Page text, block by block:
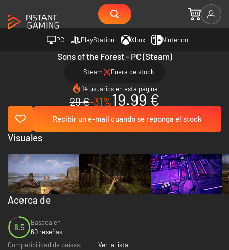
PC PlayStation Xbox Nintendo
Sons of the Forest - PC (Steam)
Steam Fuera de stock
14 usuarios en esta página
29 €-31%19.99 €
Recibir un e-mail cuando se reponga el stock
Acerca de
8.5
Basada en
60 reseñas
Compatibilidad de países:
Ver la lista
Visuales